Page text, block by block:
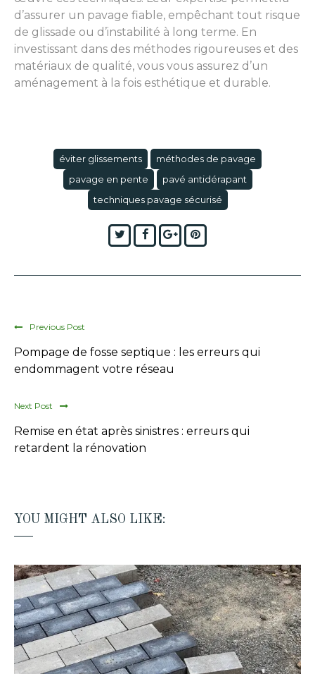
d’assurer un pavage fiable, empêchant tout risque
de glissade ou d’instabilité à long terme. En
investissant dans des méthodes rigoureuses et des
matériaux de qualité, vous vous assurez d’un
aménagement à la fois esthétique et durable.
éviter glissements
méthodes de pavage
pavage en pente
pavé antidérapant
techniques pavage sécurisé
TwitterFacebook
Google+Pinterest
Previous Post
Pompage de fosse septique : les erreurs qui
endommagent votre réseau
Next Post
Remise en état après sinistres : erreurs qui
retardent la rénovation
YOU MIGHT ALSO LIKE: